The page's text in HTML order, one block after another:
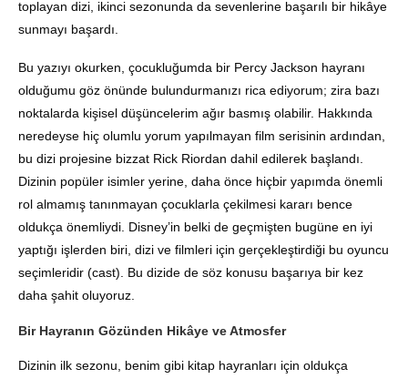
toplayan dizi, ikinci sezonunda da sevenlerine başarılı bir hikâye
sunmayı başardı.
Bu yazıyı okurken, çocukluğumda bir Percy Jackson hayranı
olduğumu göz önünde bulundurmanızı rica ediyorum; zira bazı
noktalarda kişisel düşüncelerim ağır basmış olabilir. Hakkında
neredeyse hiç olumlu yorum yapılmayan film serisinin ardından,
bu dizi projesine bizzat Rick Riordan dahil edilerek başlandı
Dizinin popüler isimler yerine, daha önce hiçbir yapımda önemli
rol almamış tanınmayan çocuklarla çekilmesi kararı bence
oldukça önemliydi Disney’in belki de geçmişten bugüne en iyi
yaptığı işlerden biri, dizi ve filmleri için gerçekleştirdiği bu oyuncu
seçimleridir (cast)
Bu dizide de söz konusu başarıya bir kez
daha şahit oluyoruz
Bir Hayranın Gözünden Hikâye ve Atmosfer
Dizinin ilk sezonu, benim gibi kitap hayranları için oldukça